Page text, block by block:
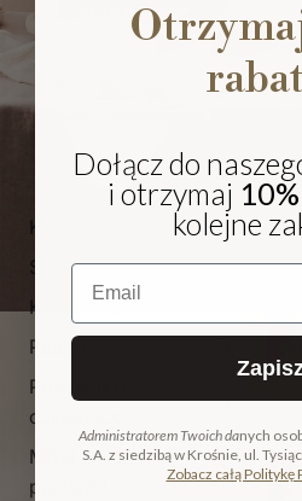
Kieliszki i pokale
Szklanki
Karafki i dzbanki
Patery
Pojemniki i
cukiernice
Miski, salaterki i
pucharki
NA
Dołącz do
i otrzymaj
kolejne
Email
Administratorem Twoich danych
S.A. z siedzibą w Krośnie, ul.
Zobacz całą Politykę